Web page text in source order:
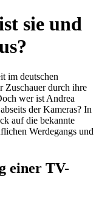
sie und
im deutschen
Zuschauer durch ihre
wer ist Andrea
der Kameras? In
auf die bekannte
Werdegangs und
einer TV-